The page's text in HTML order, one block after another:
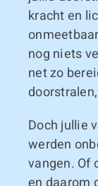
kracht en
nog niets
net zo
Doch jullie
werden
vangen. Of